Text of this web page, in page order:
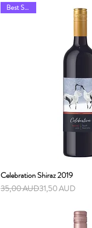
Vista rápida
Best Sellers
Celebration Shiraz 2019
Precio
35,00 AUD
Precio de oferta31,50 AUD